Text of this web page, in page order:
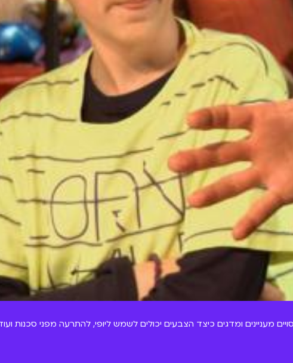
מעניינים ומדגים כיצד הצבעים יכולים לשמש ליופי, להתרעה מפני סכנות